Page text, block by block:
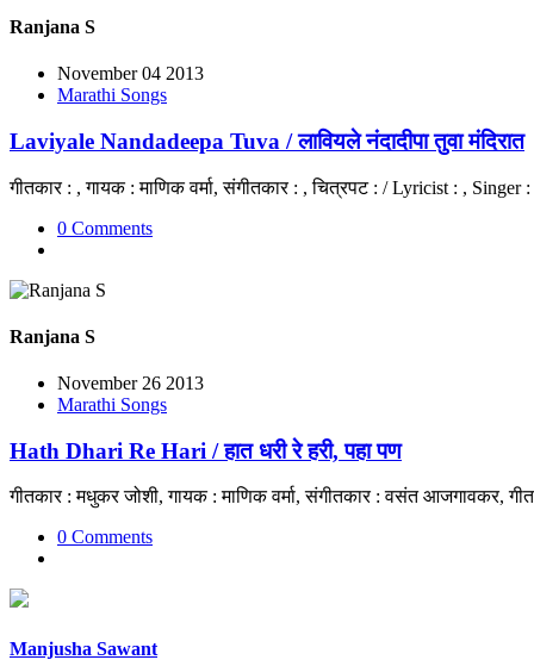
Ranjana S
November 04 2013
Marathi Songs
Laviyale Nandadeepa Tuva / लावियले नंदादीपा तुवा मंदिरात
गीतकार : , गायक : माणिक वर्मा, संगीतकार : , चित्रपट : / Lyricist : ,
0 Comments
Ranjana S
November 26 2013
Marathi Songs
Hath Dhari Re Hari / हात धरी रे हरी, पहा पण
गीतकार : मधुकर जोशी, गायक : माणिक वर्मा, संगीतकार : वसंत आजगावकर,
0 Comments
Manjusha Sawant